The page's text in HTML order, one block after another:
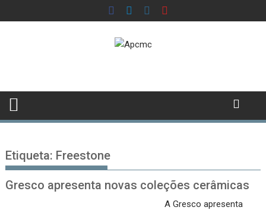
to
Etiqueta: Freestone
Gresco apresenta novas coleções cerâmicas
A Gresco apresenta